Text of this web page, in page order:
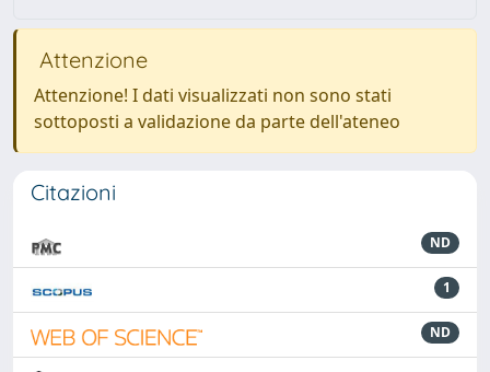
Attenzione
Attenzione! I dati visualizzati non sono stati
sottoposti a validazione da parte dell'ateneo
Citazioni
ND
1
ND